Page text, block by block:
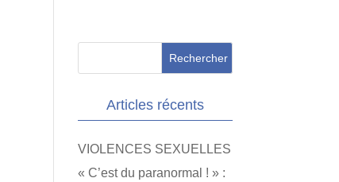
Articles récents
VIOLENCES SEXUELLES
« C’est du paranormal ! » :